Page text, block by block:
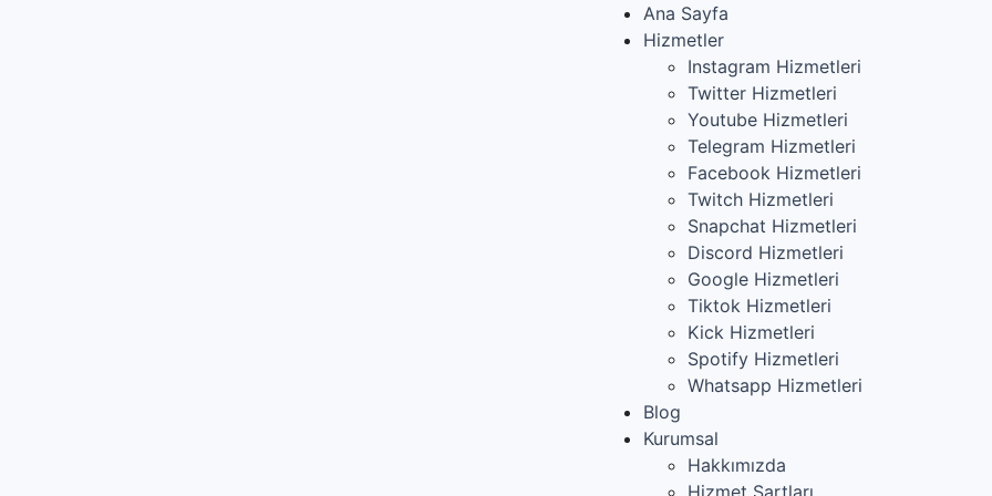
Ana Sayfa
Hizmetler
Instagram Hizmetleri
Twitter Hizmetleri
Youtube Hizmetleri
Telegram Hizmetleri
Facebook Hizmetleri
Twitch Hizmetleri
Snapchat Hizmetleri
Discord Hizmetleri
Google Hizmetleri
Tiktok Hizmetleri
Kick Hizmetleri
Spotify Hizmetleri
Whatsapp Hizmetleri
Blog
Kurumsal
Hakkımızda
Hizmet Şartları